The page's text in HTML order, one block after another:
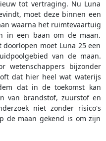
tot vertraging. Nu Luna
moet deze binnen een
waarna het ruimtevaartuig
in een baan om de maan.
moet Luna 25 een
van de maan.
wetenschappers bijzonder
dat hier heel wat waterijs
dat in de toekomst kan
van brandstof, zuurstof en
niet zonder risico's
de maan gekend is om zijn